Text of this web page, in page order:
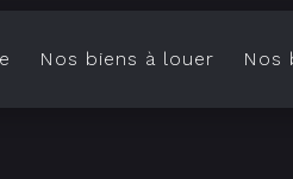
Nos biens à louer Nos